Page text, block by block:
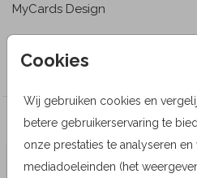
Cookies
Wij gebruiken cookies en
betere gebruikerservaring te
onze prestaties te analyseren
mediadoeleinden (het
MyCards Design
Collectie
Wenskaarten
Veel gekozen